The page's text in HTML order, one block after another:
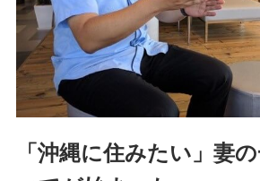
「沖縄に住みたい」妻